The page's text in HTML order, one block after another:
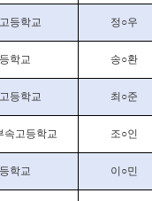
등학교 정○우
학교 송○환
등학교 최 ○준
속고등학교 조○인
학교 이 ○민